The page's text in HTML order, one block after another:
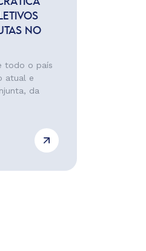
NO
todo o país
atual e
da